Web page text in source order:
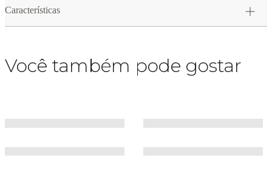
Características
Você também pode gostar